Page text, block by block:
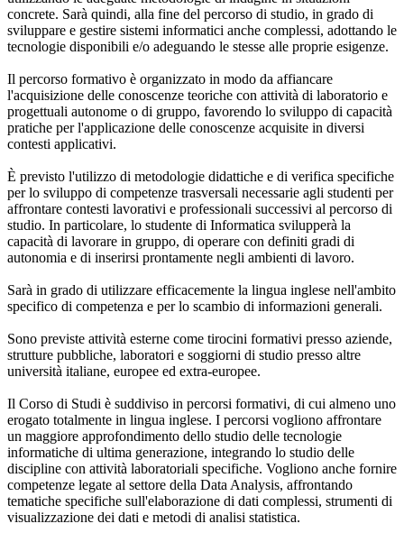
concrete. Sarà quindi, alla fine del percorso di studio, in grado di
sviluppare e gestire sistemi informatici anche complessi, adottando le
tecnologie disponibili e/o adeguando le stesse alle proprie esigenze.
Il percorso formativo è organizzato in modo da affiancare
l'acquisizione delle conoscenze teoriche con attività di laboratorio e
progettuali autonome o di gruppo, favorendo lo sviluppo di capacità
pratiche per l'applicazione delle conoscenze acquisite in diversi
contesti applicativi.
È previsto l'utilizzo di metodologie didattiche e di verifica specifiche
per lo sviluppo di competenze trasversali necessarie agli studenti per
affrontare contesti lavorativi e professionali successivi al percorso di
studio. In particolare, lo studente di Informatica svilupperà la
capacità di lavorare in gruppo, di operare con definiti gradi di
autonomia e di inserirsi prontamente negli ambienti di lavoro.
Sarà in grado di utilizzare efficacemente la lingua inglese nell'ambito
specifico di competenza e per lo scambio di informazioni generali.
Sono previste attività esterne come tirocini formativi presso aziende,
strutture pubbliche, laboratori e soggiorni di studio presso altre
università italiane, europee ed extra-europee.
Il Corso di Studi è suddiviso in percorsi formativi, di cui almeno uno
erogato totalmente in lingua inglese. I percorsi vogliono affrontare
un maggiore approfondimento dello studio delle tecnologie
informatiche di ultima generazione, integrando lo studio delle
discipline con attività laboratoriali specifiche. Vogliono anche fornire
competenze legate al settore della Data Analysis, affrontando
tematiche specifiche sull'elaborazione di dati complessi, strumenti di
visualizzazione dei dati e metodi di analisi statistica.